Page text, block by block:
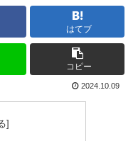
はてブ
コピー
2024.10.09